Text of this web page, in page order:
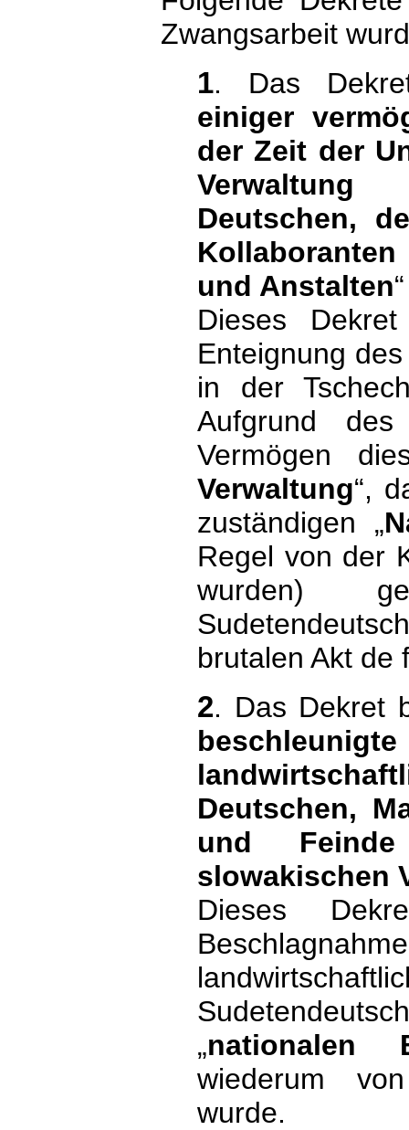
Zwangsarbeit
1. Das
einiger
der Zeit der
Verwaltung
Deutschen,
und Anstalten
Dieses
Enteignung
in der
Aufgrund
Vermögen
Verwaltung“,
zuständigen „
Regel von der
wurden)
brutalen Akt de
2. Das Dekret
Deutschen,
und
slowakischen
Dieses
„nationalen
wiederum
wurde.